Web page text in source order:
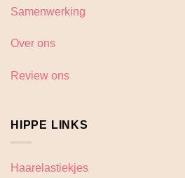
Samenwerking
Over ons
Review ons
HIPPE LINKS
Haarelastiekjes